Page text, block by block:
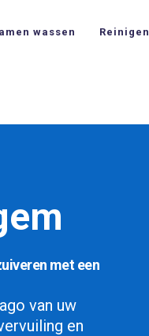
wassen Reinigen
met een
van uw
en